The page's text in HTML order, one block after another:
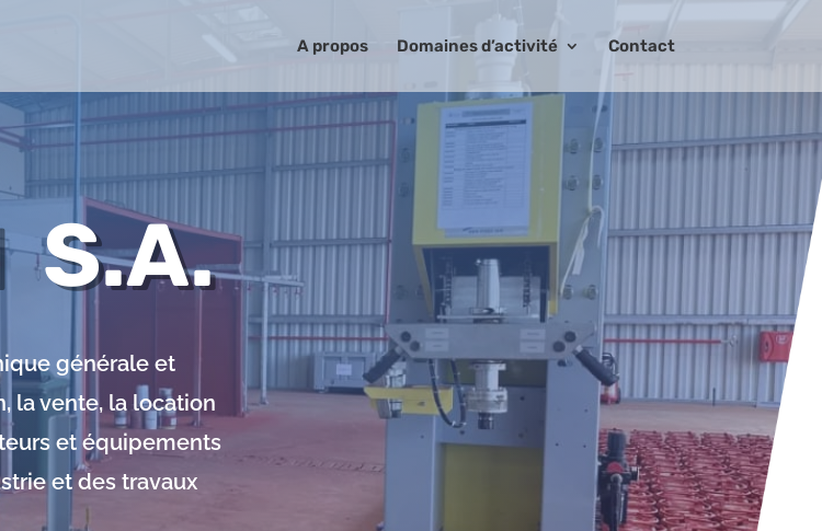
A propos Domaines d’activité Contact
S.A.
générale et
la vente, la location
et équipements
et des travaux